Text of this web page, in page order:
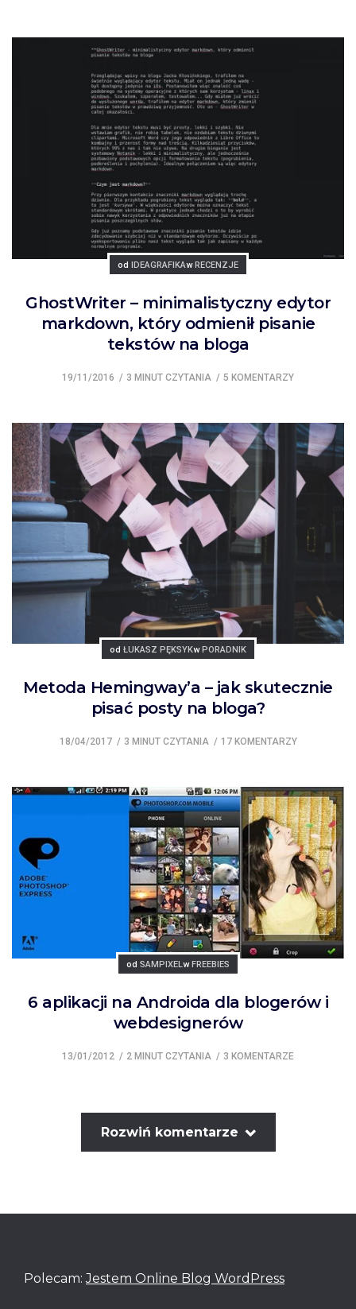
Posted
od IDEAGRAFIKAPosted
wRECENZJE
GhostWriter – minimalistyczny edytor
markdown, który odmienił pisanie
tekstów na bloga
19/11/2016 3 MINUT CZYTANIA 5 KOMENTARZY
Posted
od ŁUKASZ PĘKSYKPosted
w PORADNIK
Metoda Hemingway’a – jak skutecznie
pisać posty na bloga?
18/04/2017 3 MINUT CZYTANIA 17 KOMENTARZY
Posted
od SAMPIXELPosted
wFREEBIES
6 aplikacji na Androida dla blogerów i
webdesignerów
13/01/2012 2 MINUT CZYTANIA 3 KOMENTARZE
Rozwiń komentarze
Polecam:Jestem Online Blog WordPress